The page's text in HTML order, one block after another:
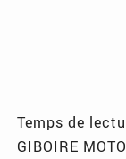
Temps de
GIBOIRE